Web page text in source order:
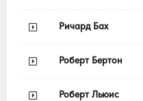
Ричард Бах
Роберт Бертон
Роберт Льюис